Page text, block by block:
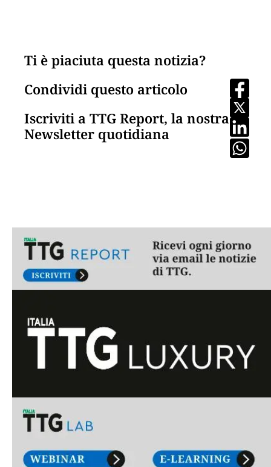
Ti è piaciuta questa notizia?
Condividi questo articolo
Iscriviti a TTG Report, la nostra
Newsletter quotidiana